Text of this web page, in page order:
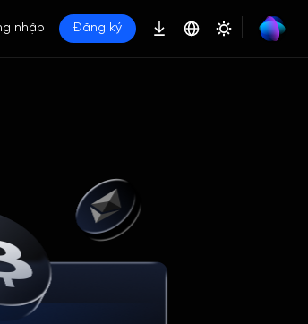
nhập Đăng ký